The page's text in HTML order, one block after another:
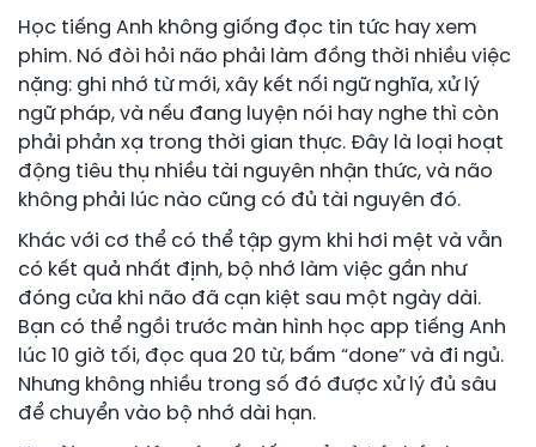
Học tiếng Anh không giống đọc tin tức hay xem
phim. Nó đòi hỏi não phải làm đồng thời nhiều việc
nặng: ghi nhớ từ mới, xây kết nối ngữ nghĩa, xử lý
ngữ pháp, và nếu đang luyện nói hay nghe thì còn
phải phản xạ trong thời gian thực. Đây là loại hoạt
động tiêu thụ nhiều tài nguyên nhận thức, và não
không phải lúc nào cũng có đủ tài nguyên đó.
Khác với cơ thể có thể tập gym khi hơi mệt và vẫn
có kết quả nhất định, bộ nhớ làm việc gần như
đóng cửa khi não đã cạn kiệt sau một ngày dài.
Bạn có thể ngồi trước màn hình học app tiếng Anh
lúc 10 giờ tối, đọc qua 20 từ, bấm “done” và đi ngủ.
Nhưng không nhiều trong số đó được xử lý đủ sâu
để chuyển vào bộ nhớ dài hạn.